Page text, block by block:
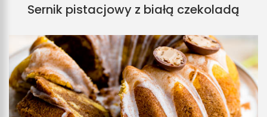
Sernik pistacjowy z białą czekoladą